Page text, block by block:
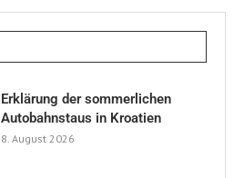
Erklärung der sommerlichen
Autobahnstaus in Kroatien
8. August 2026